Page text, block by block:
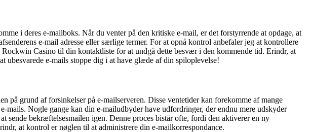
i deres e-mailboks. Når du venter på den kritiske e-mail, er det forstyrrende at opdage, at
e-mail adresse eller særlige termer. For at opnå kontrol anbefaler jeg at kontrollere
Casino til din kontaktliste for at undgå dette besvær i den kommende tid. Erindr, at
ubesvarede e-mails stoppe dig i at have glæde af din spiloplevelse!
grund af forsinkelser på e-mailserveren. Disse ventetider kan forekomme af mange
mails. Nogle gange kan din e-mailudbyder have udfordringer, der endnu mere udskyder
sende bekræftelsesmailen igen. Denne proces bistår ofte, fordi den aktiverer en ny
at kontrol er nøglen til at administrere din e-mailkorrespondance.